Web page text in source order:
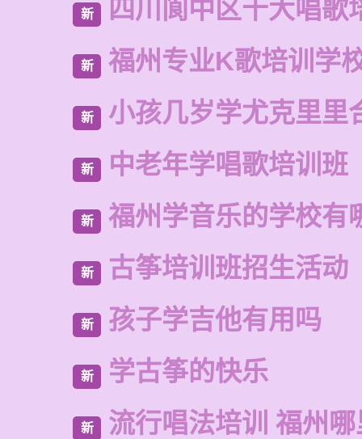
新 四川阆中区十大唱歌
新 福州专业K歌培训学
新 小孩几岁学尤克里里
新 中老年学唱歌培训班
新 福州学音乐的学校有
新 古筝培训班招生活动
新 孩子学吉他有用吗
新 学古筝的快乐
新 流行唱法培训 福州